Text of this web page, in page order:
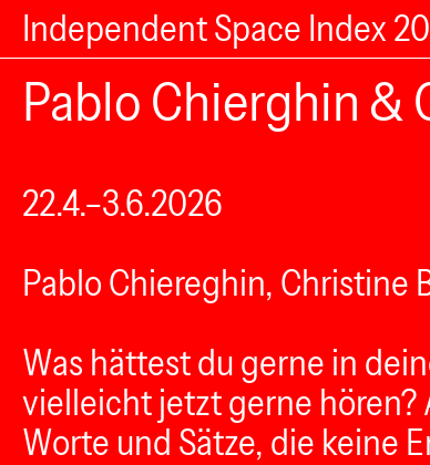
Independent Space Index
Pablo Chierghin &
22.4.–3.6.2026
Pablo Chiereghin, Christine
Was hättest du gerne in
vielleicht jetzt gerne hören?
Worte und Sätze, die keine